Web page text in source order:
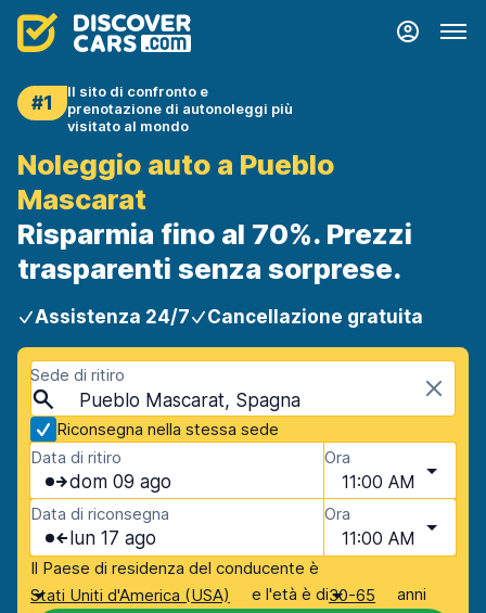
#1
Il sito di confronto e
prenotazione di autonoleggi più
visitato al mondo
Noleggio auto a Pueblo
Mascarat
Risparmia fino al 70%. Prezzi
trasparenti senza sorprese.
Assistenza 24/7 Cancellazione gratuita
Sede di ritiro
Pueblo Mascarat, Spagna
Riconsegna nella stessa sede
Data di ritiro
dom 09 ago
Ora
11:00 AM
Data di riconsegna
lun 17 ago
Ora
11:00 AM
Il Paese di residenza del conducente è
Stati Uniti d'America (USA)
e l'età è di30-65 anni